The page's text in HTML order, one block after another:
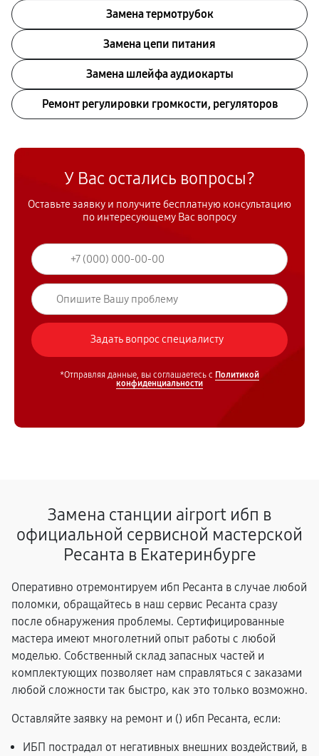
Замена термотрубок
Замена цепи питания
Замена шлейфа аудиокарты
Ремонт регулировки громкости, регуляторов
У Вас остались вопросы?
Оставьте заявку и получите бесплатную консультацию
по интересующему Вас вопросу
*Отправляя данные, вы соглашаетесь с Политикой
конфиденциальности
Замена станции airport ибп в
официальной сервисной мастерской
Ресанта в Екатеринбурге
Оперативно отремонтируем ибп Ресанта в случае любой
поломки, обращайтесь в наш сервис Ресанта сразу
после обнаружения проблемы. Сертифицированные
мастера имеют многолетний опыт работы с любой
моделью. Собственный склад запасных частей и
комплектующих позволяет нам справляться с заказами
любой сложности так быстро, как это только возможно.
Оставляйте заявку на ремонт и () ибп Ресанта, если:
ИБП пострадал от негативных внешних воздействий, в